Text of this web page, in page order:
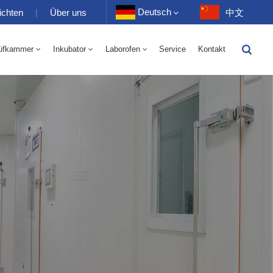
| Über uns Deutsch
Français
Português
中文
Inkubator Laborofen Service Kontakt